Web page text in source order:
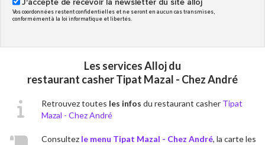
Vos coordonnées restent confidentielles et ne seront en aucun cas transmises,
conformément à la loi informatique et libertés.
Les services Alloj du
restaurant casher Tipat Mazal - Chez André
Retrouvez toutes les infos du restaurant casher Tipat
Mazal - Chez André
Consultez le menu Tipat Mazal - Chez André, la carte les